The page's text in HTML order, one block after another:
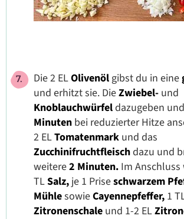
Die 2 ELOlivenöl gibst du in eine
und erhitzt sie. DieZwiebel- und
Knoblauchwürfeldazugeben
Minuten bei reduzierter Hitze
2 ELTomatenmark und das
Zucchinifruchtfleischdazu und
weitere2 Minuten. Im
TLSalz, je 1 Priseschwarzem
MühlesowieCayennepfeffer, 1
Zitronenschale und 1-2 EL